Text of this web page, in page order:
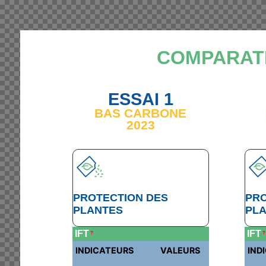
ESSAI 1
BAS CARBONE
2023
PROTECTION DES
PLANTES
IFT?
INDICATEURS VALEURS
IFT?